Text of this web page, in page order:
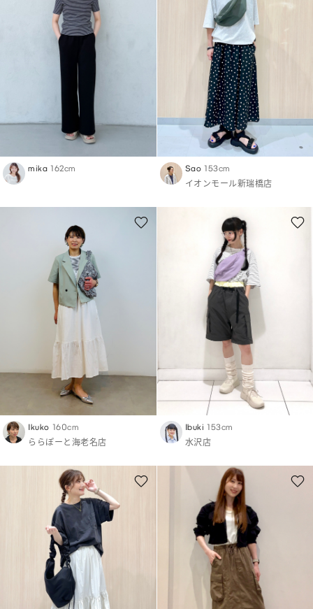
mika 162cm Sao 153cm
イオンモール新瑞橋店
Ikuko 160cm
ららぽーと海老名店
Ibuki 153cm
水沢店